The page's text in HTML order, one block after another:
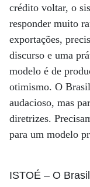
crédito voltar, o
responder muito
exportações,
discurso e uma
modelo é de
otimismo. O
audacioso, mas
diretrizes.
para um modelo
ISTOÉ – O